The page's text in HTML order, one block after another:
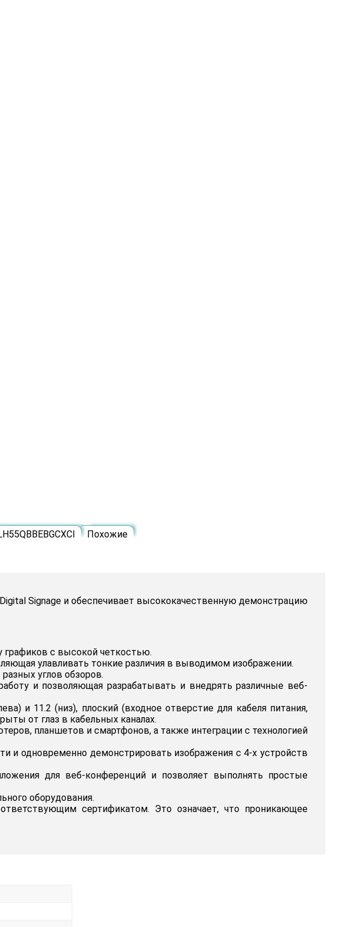
Похожие
Signage и обеспечивает высококачественную демонстрацию
графиков с высокой четкостью.
улавливать тонкие различия в выводимом изображении.
углов обзоров.
и позволяющая разрабатывать и внедрять различные веб-
и 11.2 (низ), плоский (входное отверстие для кабеля питания,
от глаз в кабельных каналах.
планшетов и смартфонов, а также интеграции с технологией
и одновременно демонстрировать изображения с 4-х устройств
для веб-конференций и позволяет выполнять простые
оборудования.
сертификатом. Это означает, что проникающее